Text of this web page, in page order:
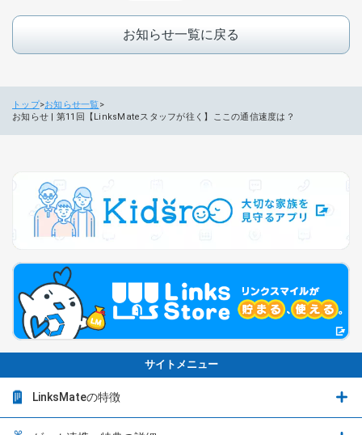
お知らせ一覧に戻る
トップ お知らせ一覧
お知らせ | 第11回【LinksMateスタッフが往く】ここの通信速度は？
サイトメニュー
LinksMateの特徴